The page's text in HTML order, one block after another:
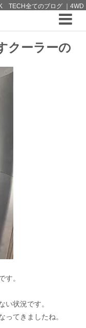
TECH全てのブログ ｜4WD
ャンピング部品までご提案
クーラーの
す。
い状況です。
ってきましたね。